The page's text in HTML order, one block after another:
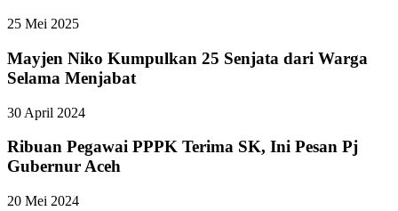
25 Mei 2025
Mayjen Niko Kumpulkan 25 Senjata dari Warga
Selama Menjabat
30 April 2024
Ribuan Pegawai PPPK Terima SK, Ini Pesan Pj
Gubernur Aceh
20 Mei 2024